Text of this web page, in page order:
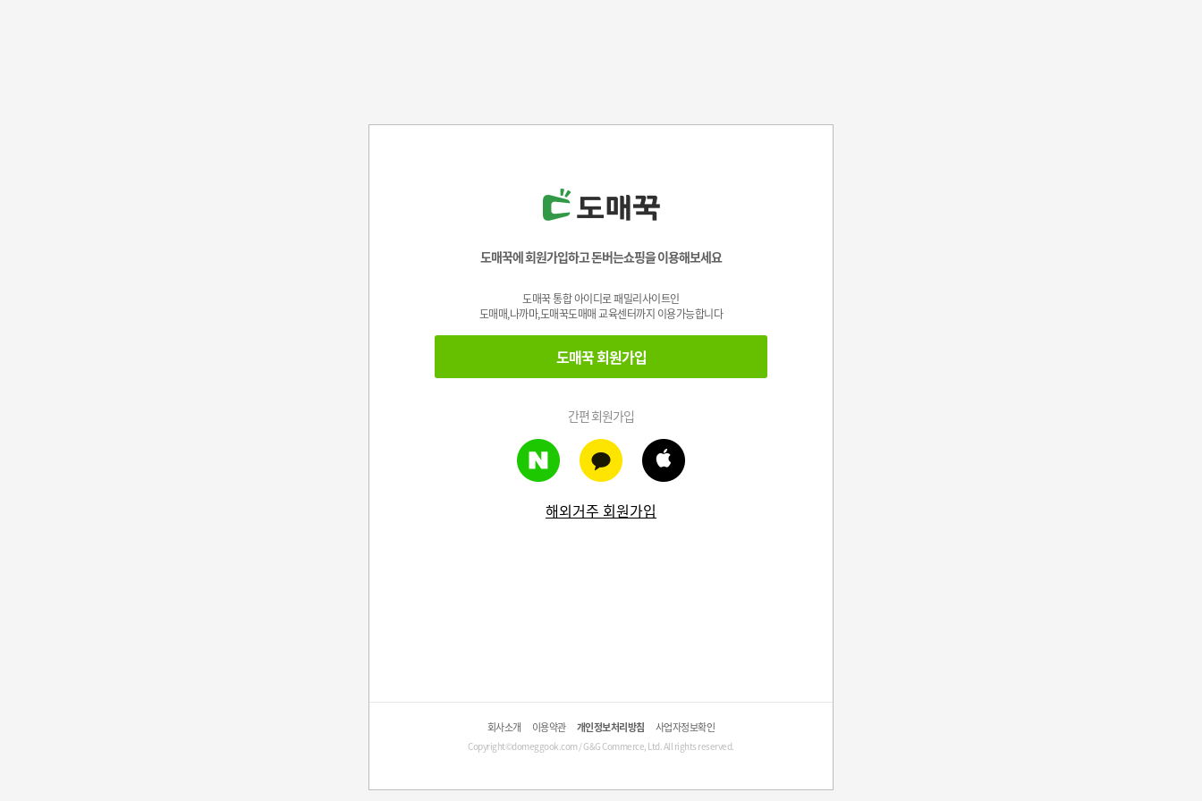
도매꾹에 회원가입하고 돈버는쇼핑을 이용해보세요
도매꾹 통합 아이디로 패밀리사이트인
도매매,나까마,도매꾹도매매 교육센터까지 이용가능합니다
도매꾹 회원가입
간편 회원가입
해외거주 회원가입
회사소개 이용약관 개인정보처리방침 사업자정보확인
Copyright©domeggook.com / G&G Commerce, Ltd. All rights reserved.